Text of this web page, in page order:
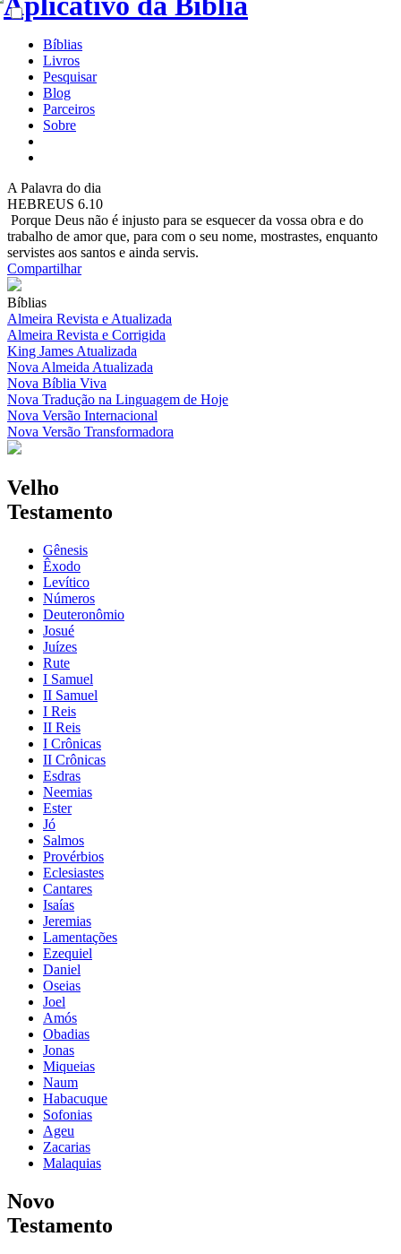
Bíblias
Livros
Pesquisar
Blog
Parceiros
Sobre
A Palavra do dia
HEBREUS 6.10
Porque Deus não é injusto para se esquecer da vossa obra e do
trabalho de amor que, para com o seu nome, mostrastes, enquanto
servistes aos santos e ainda servis.
Compartilhar
Bíblias
Almeira Revista e Atualizada
Almeira Revista e Corrigida
King James Atualizada
Nova Almeida Atualizada
Nova Bíblia Viva
Nova Tradução na Linguagem de Hoje
Nova Versão Internacional
Nova Versão Transformadora
Velho
Testamento
Gênesis
Êxodo
Levítico
Números
Deuteronômio
Josué
Juízes
Rute
I Samuel
II Samuel
I Reis
II Reis
I Crônicas
II Crônicas
Esdras
Neemias
Ester
Jó
Salmos
Provérbios
Eclesiastes
Cantares
Isaías
Jeremias
Lamentações
Ezequiel
Daniel
Oseias
Joel
Amós
Obadias
Jonas
Miqueias
Naum
Habacuque
Sofonias
Ageu
Zacarias
Malaquias
Novo
Testamento